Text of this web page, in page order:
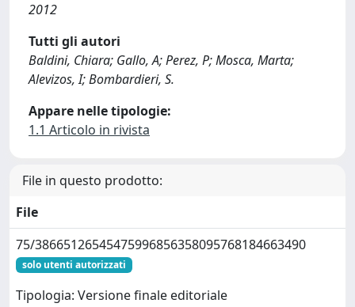
2012
Tutti gli autori
Baldini, Chiara; Gallo, A; Perez, P; Mosca, Marta;
Alevizos, I; Bombardieri, S.
Appare nelle tipologie:
1.1 Articolo in rivista
File in questo prodotto:
File
75/38665126545475996856358095768184663490
solo utenti autorizzati
Tipologia: Versione finale editoriale